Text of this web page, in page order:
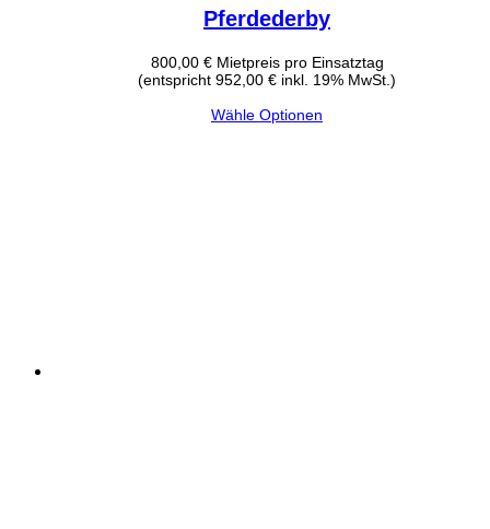
Pferdederby
800,00 €Mietpreis pro Einsatztag
(entspricht 952,00 € inkl. 19% MwSt.)
Wähle Optionen